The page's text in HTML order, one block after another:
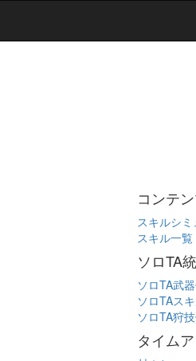
コンテ
スキルシミ
スキル一覧
ソロTA
ソロTA武
ソロTAス
ソロTA狩
タイム